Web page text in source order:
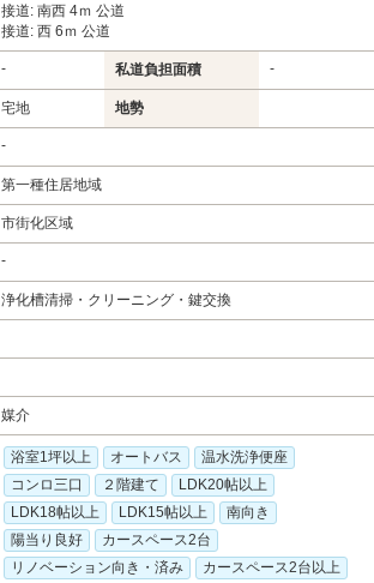
接道: 南西 4ｍ 公道
接道: 西 6ｍ 公道
- 私道負担面積 -
宅地 地勢
-
第一種住居地域
市街化区域
-
浄化槽清掃・クリーニング・鍵交換
媒介
浴室1坪以上 オートバス
温水洗浄便座
コンロ三口
２階建て
LDK20帖以上
LDK18帖以上
LDK15帖以上
南向き
陽当り良好
カースペース2台
リノベーション向き・済み
カースペース2台以上